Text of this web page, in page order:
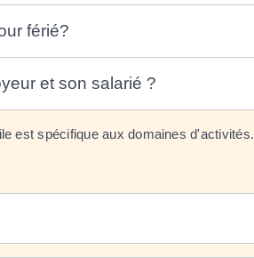
férié?
et son salarié ?
est spécifique aux domaines d'activités.